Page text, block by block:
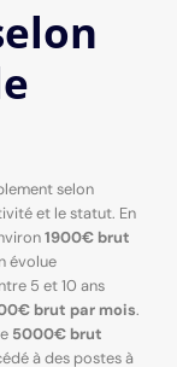
selon
et le statut. En
1900€ brut
évolue
5 et 10 ans
brut par mois.
5000€ brut
à des postes à